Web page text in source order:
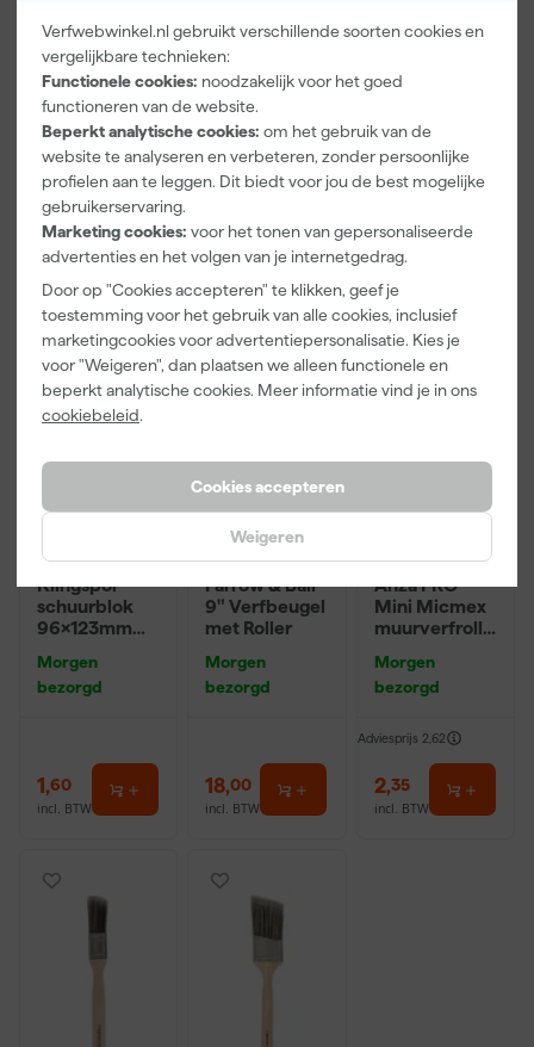
Verfwebwinkel.nl gebruikt verschillende soorten cookies en
vergelijkbare technieken:
Functionele cookies: noodzakelijk voor het goed
functioneren van de website.
Beperkt analytische cookies: om het gebruik van de
website te analyseren en verbeteren, zonder persoonlijke
profielen aan te leggen. Dit biedt voor jou de best mogelijke
gebruikerservaring.
Marketing cookies: voor het tonen van gepersonaliseerde
advertenties en het volgen van je internetgedrag.
Door op "Cookies accepteren" te klikken, geef je
toestemming voor het gebruik van alle cookies, inclusief
marketingcookies voor advertentiepersonalisatie. Kies je
voor "Weigeren", dan plaatsen we alleen functionele en
beperkt analytische cookies. Meer informatie vind je in ons
cookiebeleid.
Cookies accepteren
Weigeren
Paintura
Lucamax
Washi tape -
50mx24mm
Morgen
bezorgd
Adviesprijs 6,00
3,99
incl. BTW
Farrow & Ball
F&B
Kleurenwaaie
r
Morgen
bezorgd
22,00
incl. BTW
And Go
12cm Roller -
0,5L + 5
Inzetbakken
Morgen
bezorgd
3,99
incl. BTW
Onze Top 10
Klingspor
schuurblok
96x123mm
Morgen
bezorgd
1,60
incl. BTW
Farrow & Ball
9" Verfbeugel
met Roller
Morgen
bezorgd
18,00
incl. BTW
Anza PRO
Mini Micmex
muurverfrolle
Morgen
bezorgd
Adviesprijs 2,62
2,35
incl. BTW